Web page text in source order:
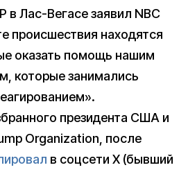
в Лас-Вегасе заявил NBC
происшествия находятся
оказать помощь нашим
которые занимались
президента США и
Organization, после
в соцсети X (бывший